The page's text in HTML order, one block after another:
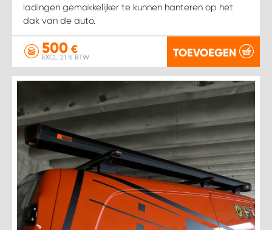
ladingen gemakkelijker te kunnen hanteren op het
dak van de auto.
500 €
EXCL. 21 % BTW TOEVOEGEN